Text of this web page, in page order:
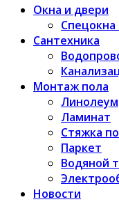
Окна и двери
Спецокна
Сантехника
Монтаж пола
Линолеум
Ламинат
Стяжка
Паркет
Водяной
Новости